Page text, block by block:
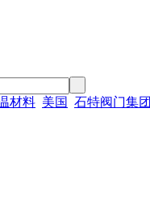
材料 美国 石特阀门集团